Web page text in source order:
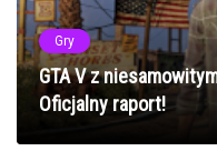
Gry
GTA V z
Oficjalny raport!